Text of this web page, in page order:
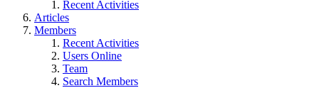
Recent Activities
Articles
Members
Recent Activities
Users Online
Team
Search Members